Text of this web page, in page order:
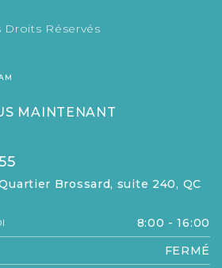
Droits Réservés
MAINTENANT
Brossard, suite 240, QC
8:00 - 16:00
FERMÉ